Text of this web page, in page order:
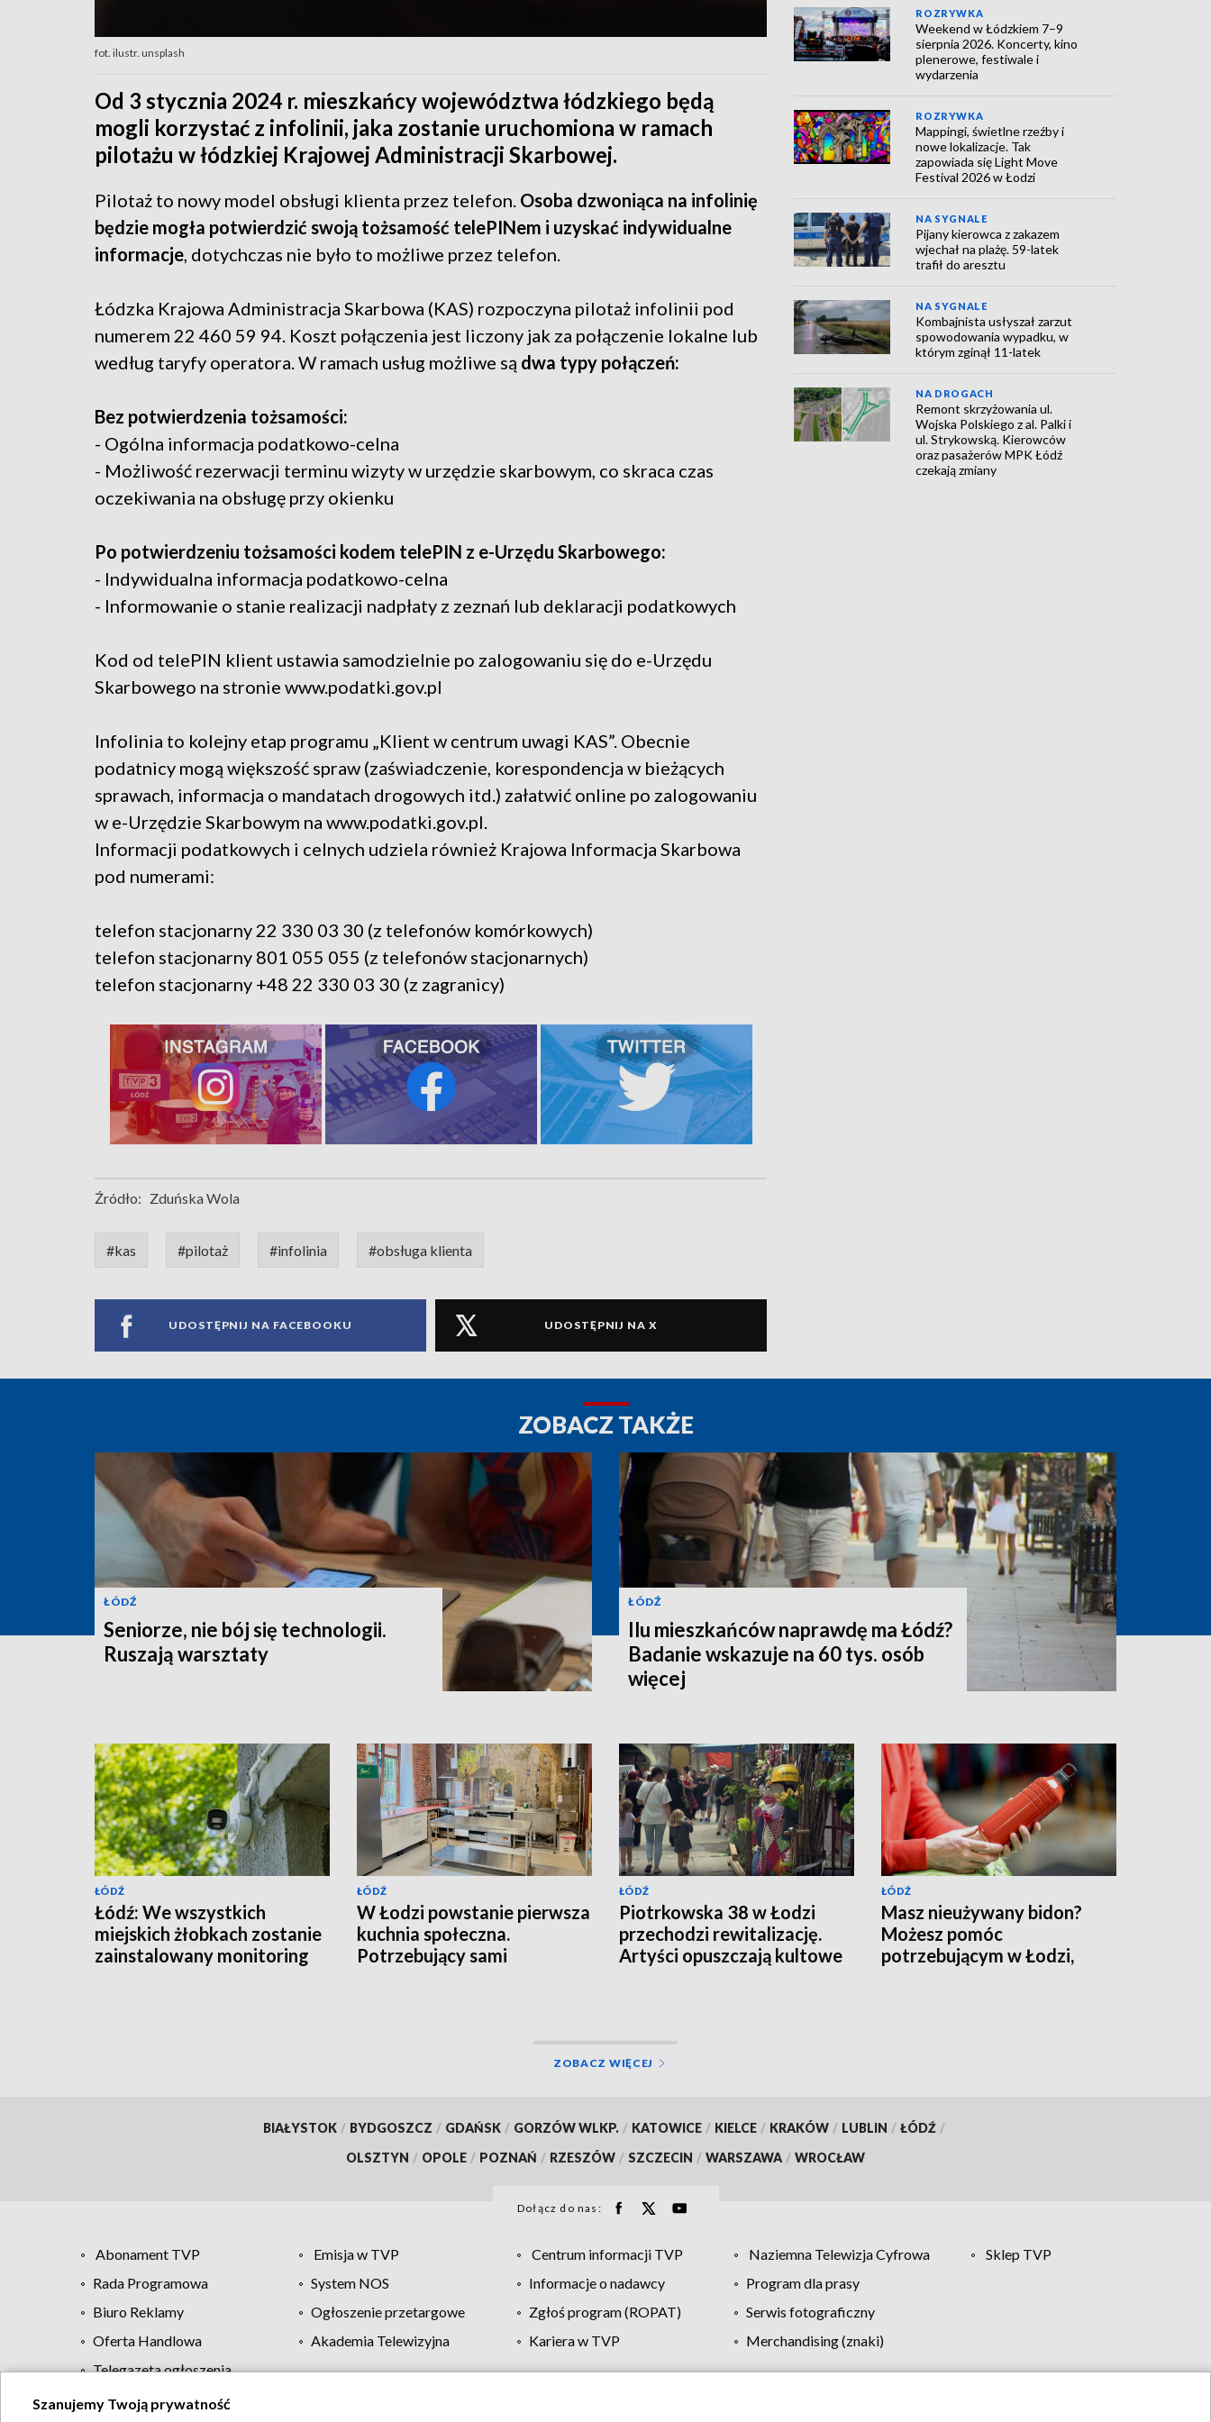
fot. ilustr. unsplash
Od 3 stycznia 2024 r. mieszkańcy województwa łódzkiego będą
mogli korzystać z infolinii, jaka zostanie uruchomiona w ramach
pilotażu w łódzkiej Krajowej Administracji Skarbowej.
Pilotaż to nowy model obsługi klienta przez telefon. Osoba dzwoniąca na infolinię
będzie mogła potwierdzić swoją tożsamość telePINem i uzyskać indywidualne
informacje, dotychczas nie było to możliwe przez telefon.
Łódzka Krajowa Administracja Skarbowa (KAS) rozpoczyna pilotaż infolinii pod
numerem 22 460 59 94. Koszt połączenia jest liczony jak za połączenie lokalne lub
według taryfy operatora. W ramach usług możliwe są dwa typy połączeń:
Bez potwierdzenia tożsamości:
- Ogólna informacja podatkowo-celna
- Możliwość rezerwacji terminu wizyty w urzędzie skarbowym, co skraca czas
oczekiwania na obsługę przy okienku
Po potwierdzeniu tożsamości kodem telePIN z e-Urzędu Skarbowego:
- Indywidualna informacja podatkowo-celna
- Informowanie o stanie realizacji nadpłaty z zeznań lub deklaracji podatkowych
Kod od telePIN klient ustawia samodzielnie po zalogowaniu się do e-Urzędu
Skarbowego na stronie www.podatki.gov.pl
Infolinia to kolejny etap programu „Klient w centrum uwagi KAS”. Obecnie
podatnicy mogą większość spraw (zaświadczenie, korespondencja w bieżących
sprawach, informacja o mandatach drogowych itd.) załatwić online po zalogowaniu
w e-Urzędzie Skarbowym na www.podatki.gov.pl.
Informacji podatkowych i celnych udziela również Krajowa Informacja Skarbowa
pod numerami:
telefon stacjonarny 22 330 03 30 (z telefonów komórkowych)
telefon stacjonarny 801 055 055 (z telefonów stacjonarnych)
telefon stacjonarny +48 22 330 03 30 (z zagranicy)
Źródło: Zduńska Wola
#kas #pilotaż #infolinia #obsługa klienta
UDOSTĘPNIJ NA FACEBOOKU UDOSTĘPNIJ NA X
ROZRYWKA
Weekend w Łódzkiem 7–9
sierpnia 2026. Koncerty, kino
plenerowe, festiwale i
wydarzenia
ROZRYWKA
Mappingi, świetlne rzeźby i
nowe lokalizacje. Tak
zapowiada się Light Move
Festival 2026 w Łodzi
NA SYGNALE
Pijany kierowca z zakazem
wjechał na plażę. 59-latek
trafił do aresztu
NA SYGNALE
Kombajnista usłyszał zarzut
spowodowania wypadku, w
którym zginął 11-latek
NA DROGACH
Remont skrzyżowania ul.
Wojska Polskiego z al. Palki i
ul. Strykowską. Kierowców
oraz pasażerów MPK Łódź
czekają zmiany
ZOBACZ TAKŻE
ŁÓDŹ
Seniorze, nie bój się technologii.
Ruszają warsztaty
ŁÓDŹ
Ilu mieszkańców naprawdę ma Łódź?
Badanie wskazuje na 60 tys. osób
więcej
ŁÓDŹ
Łódź: We wszystkich
miejskich żłobkach zostanie
zainstalowany monitoring
ŁÓDŹ
W Łodzi powstanie pierwsza
kuchnia społeczna.
Potrzebujący sami
ŁÓDŹ
Piotrkowska 38 w Łodzi
przechodzi rewitalizację.
Artyści opuszczają kultowe
ŁÓDŹ
Masz nieużywany bidon?
Możesz pomóc
potrzebującym w Łodzi,
ZOBACZ WIĘCEJ
BIAŁYSTOK / BYDGOSZCZ / GDAŃSK / GORZÓW WLKP. / KATOWICE / KIELCE / KRAKÓW / LUBLIN / ŁÓDŹ /
OLSZTYN / OPOLE / POZNAŃ / RZESZÓW / SZCZECIN / WARSZAWA / WROCŁAW
Dołącz do nas:
Abonament TVP Emisja w TVP Centrum informacji TVP Naziemna Telewizja Cyfrowa
Sklep TVP
Rada Programowa
System NOS Informacje o nadawcy
Program dla prasy
Biuro Reklamy
Ogłoszenie przetargowe Zgłoś program (ROPAT)
Serwis fotograficzny
Oferta Handlowa
Akademia Telewizyjna Kariera w TVP
Merchandising (znaki)
Telegazeta ogłoszenia
Szanujemy Twoją prywatność